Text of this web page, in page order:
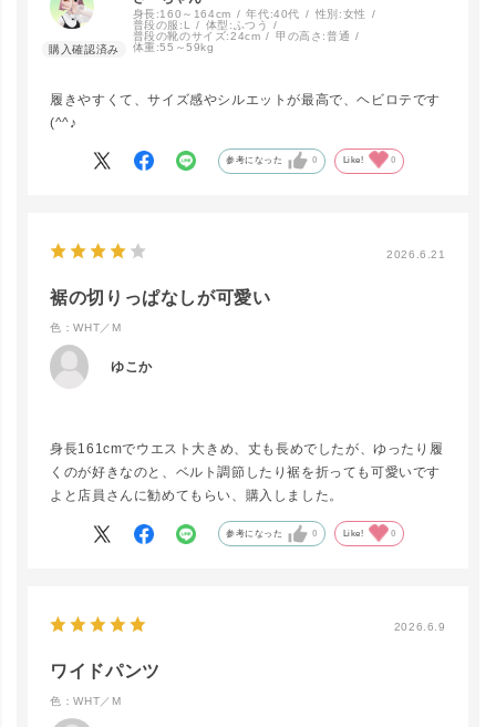
WHT／M
カートに入れる
身長:160～164cm 年代:40代 性別:女性
普段の服: L 体型: ふつう
普段の靴のサイズ:24cm 甲の高さ:普通
体重:55～59kg
履きやすくて、サイズ感やシルエットが最高で、ヘビロテです
(^^♪
参考になった 0 Like! 0
2026.6.21
裾の切りっぱなしが可愛い
色：WHT／M
ゆこか
身長161cmでウエスト大きめ、丈も長めでしたが、ゆったり履
くのが好きなのと、ベルト調節したり裾を折っても可愛いです
よと店員さんに勧めてもらい、購入しました。
参考になった 0 Like! 0
2026.6.9
ワイドパンツ
色：WHT／M